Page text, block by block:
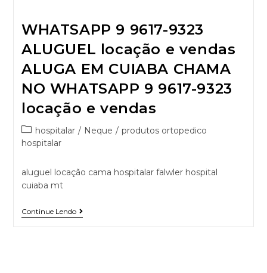
WHATSAPP 9 9617-9323
ALUGUEL locação e vendas
ALUGA EM CUIABA CHAMA
NO WHATSAPP 9 9617-9323
locação e vendas
hospitalar / Neque / produtos ortopedico
hospitalar
aluguel locação cama hospitalar falwler hospital
cuiaba mt
Continue Lendo